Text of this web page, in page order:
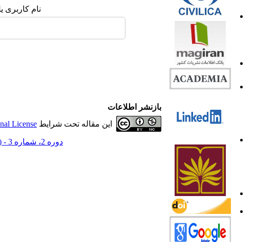
نام کاربری
بازنشر اطلاعات
این مقاله تحت شرایط License
دوره 2، شماره 3 - ( 1394 )